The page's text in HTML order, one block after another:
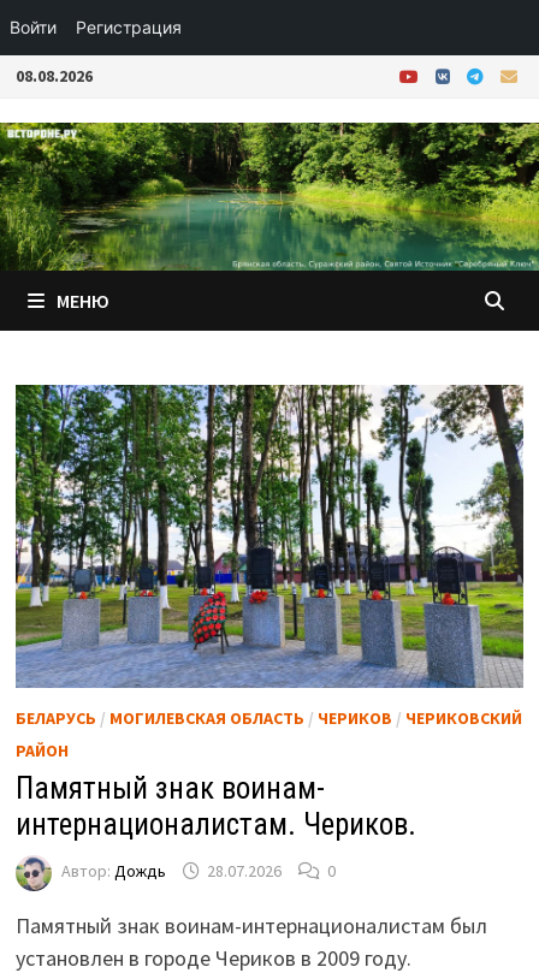
Войти Регистрация
Перейти
содержимому
08.08.2026
МЕНЮ
БЕЛАРУСЬ / МОГИЛЕВСКАЯ ОБЛАСТЬ / ЧЕРИКОВ / ЧЕРИКОВСКИЙ
РАЙОН
Памятный знак воинам-
интернационалистам. Чериков.
Автор: Дождь 28.07.2026 0
Памятный знак воинам-интернационалистам был
установлен в городе Чериков в 2009 году.